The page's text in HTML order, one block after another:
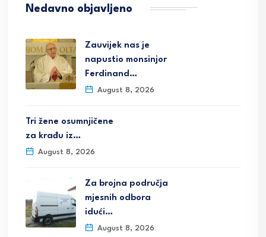
Nedavno objavljeno
Zauvijek nas je
napustio monsinjor
Ferdinand…
August 8, 2026
Tri žene osumnjičene
za krađu iz…
August 8, 2026
Za brojna područja
mjesnih odbora
idući…
August 8, 2026